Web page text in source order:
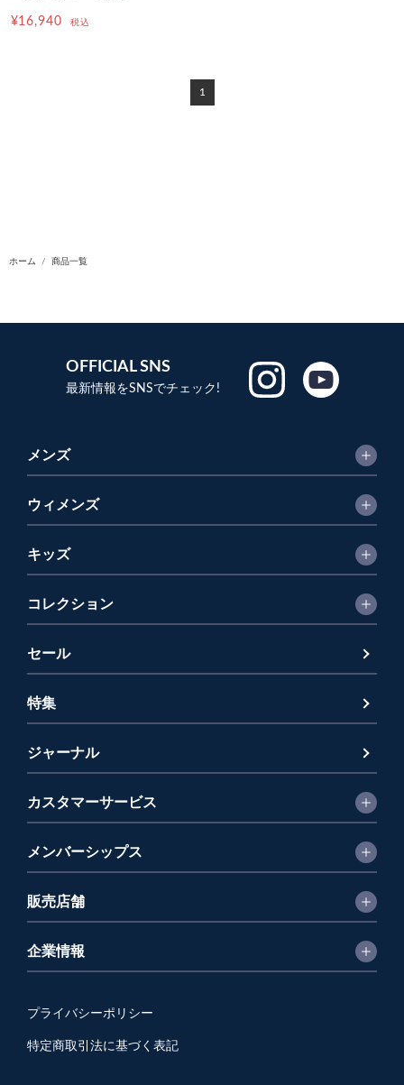
¥16,940 税込
1
ホーム 商品一覧
OFFICIAL SNS
最新情報をSNSでチェック!
メンズ
ウィメンズ
キッズ
コレクション
セール
特集
ジャーナル
カスタマーサービス
メンバーシップス
販売店舗
企業情報
プライバシーポリシー
特定商取引法に基づく表記